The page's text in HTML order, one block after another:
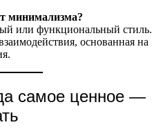
минимализма?
или функциональный стиль.
основанная на
самое ценное —